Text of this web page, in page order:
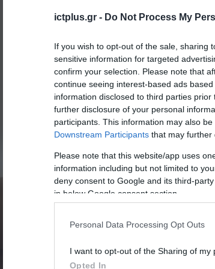
ictplus.gr - Do Not Process My
If you wish to opt-out of the sale, sharing
sensitive information for targeted
confirm your selection. Please note that
continue seeing interest-based ads
information disclosed to third parties
further disclosure of your personal
participants. This information may also
Downstream Participants that may further
Please note that this website/app uses
information including but not limited to
deny consent to Google and its third-
in below Google consent section.
Personal Data Processing Opt Outs
I want to opt-out of the Sharing of my
Opted In